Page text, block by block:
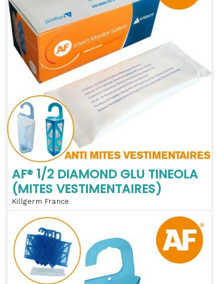
AF® 1/2 DIAMOND GLU TINEOLA
(MITES VESTIMENTAIRES)
Killgerm France